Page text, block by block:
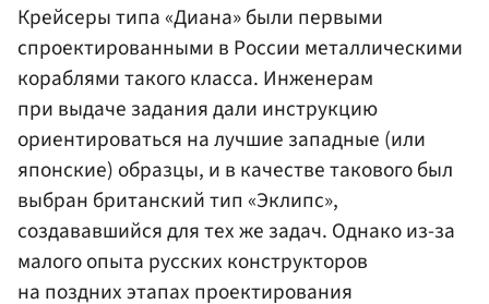
Крейсеры типа «Диана» были первыми
спроектированными в России металлическими
кораблями такого класса. Инженерам
при выдаче задания дали инструкцию
ориентироваться на лучшие западные (или
японские) образцы, и в качестве такового был
выбран британский тип «Эклипс»,
создававшийся для тех же задач. Однако из-за
малого опыта русских конструкторов
на поздних этапах проектирования